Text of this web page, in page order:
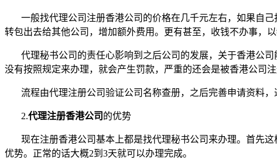
一般找代理公司注册香港公司的价格在几千元左右，如果自
转包出去给其他公司，增加额外费用。更有甚至，收钱不办事，
代理秘书公司的责任心影响到之后公司的发展，关于香港公
没有按照规定来办理，就会产生罚款，严重的还会是被香港公司
流程由代理注册公司验证公司名称查册，之后完善申请资料
2.代理注册香港公司 的优势
现在注册香港公司基本上都是找代理秘书公司来办理。首先
优势。正常的话大概2到 3天就可以办理完成。